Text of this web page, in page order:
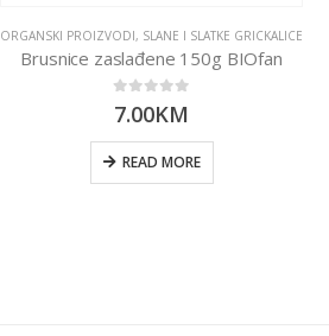
ORGANSKI PROIZVODI, SLANE I SLATKE GRICKALICE
Brusnice zaslađene 150g BIOfan
0out of 5
7.00KM
READ MORE